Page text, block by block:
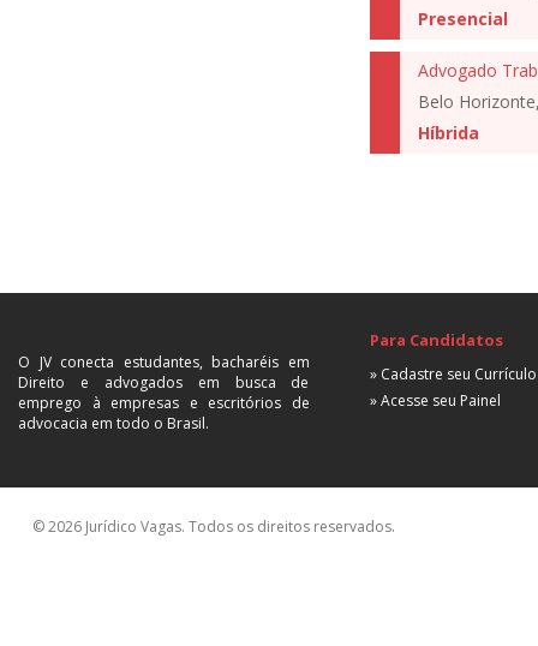
Presencial
Advogado
Belo
Híbrida
O JV conecta estudantes, bacharéis em
Direito e advogados em busca de
emprego à empresas e escritórios de
advocacia em todo o Brasil.
Para Candidatos
» Cadastre seu Currículo
» Acesse seu Painel
© 2026 Jurídico Vagas. Todos os direitos reservados.